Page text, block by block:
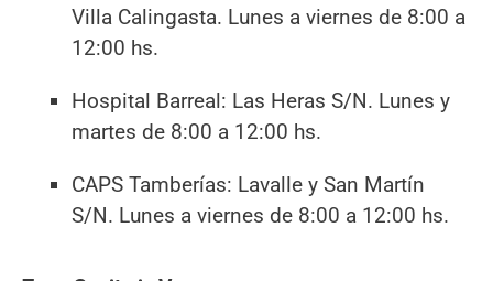
Villa Calingasta. Lunes a viernes de 8:00 a
12:00 hs.
Hospital Barreal: Las Heras S/N. Lunes y
martes de 8:00 a 12:00 hs.
CAPS Tamberías: Lavalle y San Martín
S/N. Lunes a viernes de 8:00 a 12:00 hs.